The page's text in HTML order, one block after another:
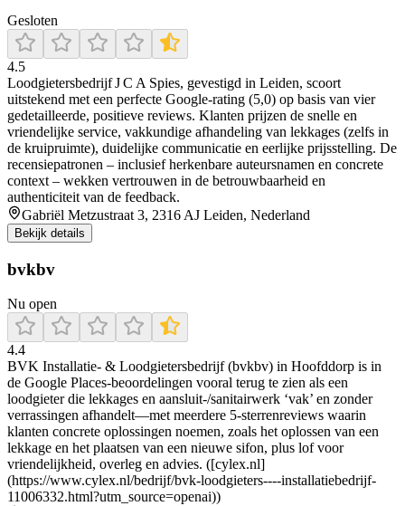
Gesloten
4.5
Loodgietersbedrijf J C A Spies, gevestigd in Leiden, scoort
uitstekend met een perfecte Google-rating (5,0) op basis van vier
gedetailleerde, positieve reviews. Klanten prijzen de snelle en
vriendelijke service, vakkundige afhandeling van lekkages (zelfs in
de kruipruimte), duidelijke communicatie en eerlijke prijsstelling. De
recensiepatronen – inclusief herkenbare auteursnamen en concrete
context – wekken vertrouwen in de betrouwbaarheid en
authenticiteit van de feedback.
Gabriël Metzustraat 3, 2316 AJ Leiden, Nederland
Bekijk details
bvkbv
Nu open
4.4
BVK Installatie- & Loodgietersbedrijf (bvkbv) in Hoofddorp is in
de Google Places-beoordelingen vooral terug te zien als een
loodgieter die lekkages en aansluit-/sanitairwerk ‘vak’ en zonder
verrassingen afhandelt—met meerdere 5-sterrenreviews waarin
klanten concrete oplossingen noemen, zoals het oplossen van een
lekkage en het plaatsen van een nieuwe sifon, plus lof voor
vriendelijkheid, overleg en advies. ([cylex.nl]
(https://www.cylex.nl/bedrijf/bvk-loodgieters----installatiebedrijf-
11006332.html?utm_source=openai))